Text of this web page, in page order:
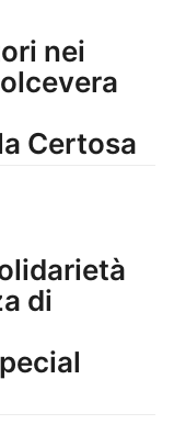
nei
Certosa
di